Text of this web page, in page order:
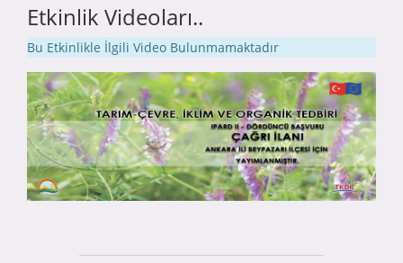
Etkinlik Videoları..
Bu Etkinlikle İlgili Video Bulunmamaktadır